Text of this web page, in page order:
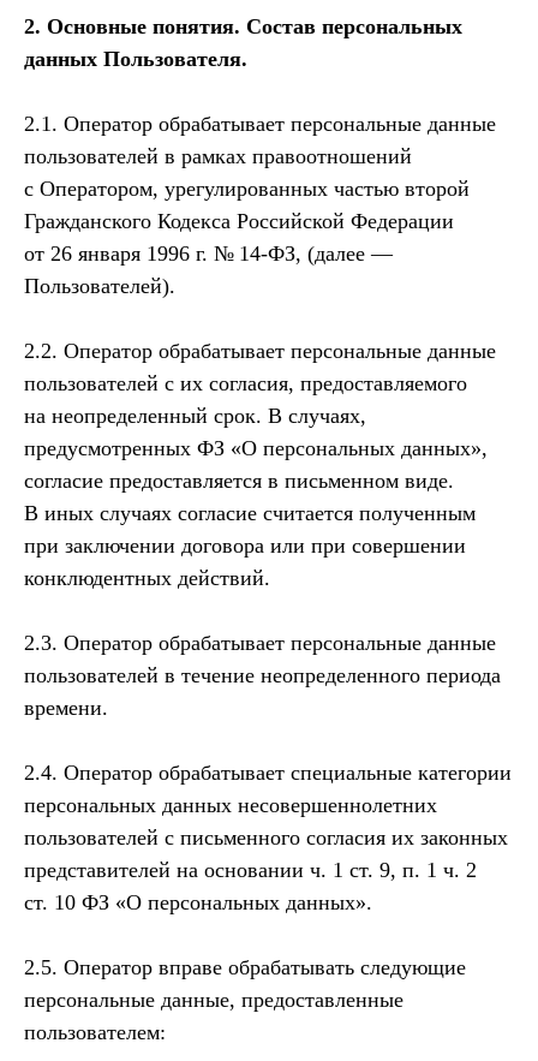
2. Основные понятия. Состав персональных
данных Пользователя.
2.1. Оператор обрабатывает персональные данные
пользователей в рамках правоотношений
с Оператором, урегулированных частью второй
Гражданского Кодекса Российской Федерации
от 26 января 1996 г. № 14-ФЗ, (далее —
Пользователей).
2.2. Оператор обрабатывает персональные данные
пользователей с их согласия, предоставляемого
на неопределенный срок. В случаях,
предусмотренных ФЗ «О персональных данных»,
согласие предоставляется в письменном виде.
В иных случаях согласие считается полученным
при заключении договора или при совершении
конклюдентных действий.
2.3. Оператор обрабатывает персональные данные
пользователей в течение неопределенного периода
времени.
2.4. Оператор обрабатывает специальные категории
персональных данных несовершеннолетних
пользователей с письменного согласия их законных
представителей на основании ч. 1 ст. 9, п. 1 ч. 2
ст. 10 ФЗ «О персональных данных».
2.5. Оператор вправе обрабатывать следующие
персональные данные, предоставленные
пользователем: